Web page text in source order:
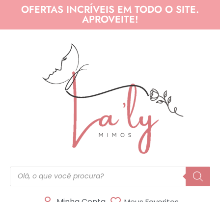
OFERTAS INCRÍVEIS EM TODO O SITE.
APROVEITE!